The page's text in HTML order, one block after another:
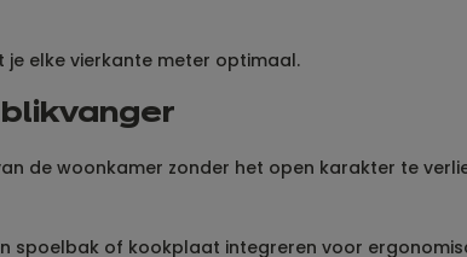
elke vierkante meter optimaal.
de woonkamer zonder het open karakter te
spoelbak of kookplaat integreren voor